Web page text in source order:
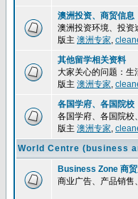
澳洲投资、商贸信息
澳洲投资环境、投
版主 澳洲专家,
其他留学相关资料
大家关心的问题：
版主 澳洲专家,
各国学府、各国院校
各国学府、各国院
版主 澳洲专家,
World Centre (business
Business Zone 商
商业广告、产品销售